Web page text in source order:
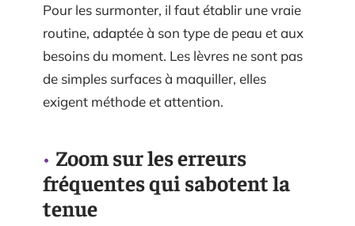
Pour les surmonter, il faut établir une vraie
routine, adaptée à son type de peau et aux
besoins du moment. Les lèvres ne sont pas
de simples surfaces à maquiller, elles
exigent méthode et attention.
Zoom sur les erreurs
fréquentes qui sabotent la
tenue